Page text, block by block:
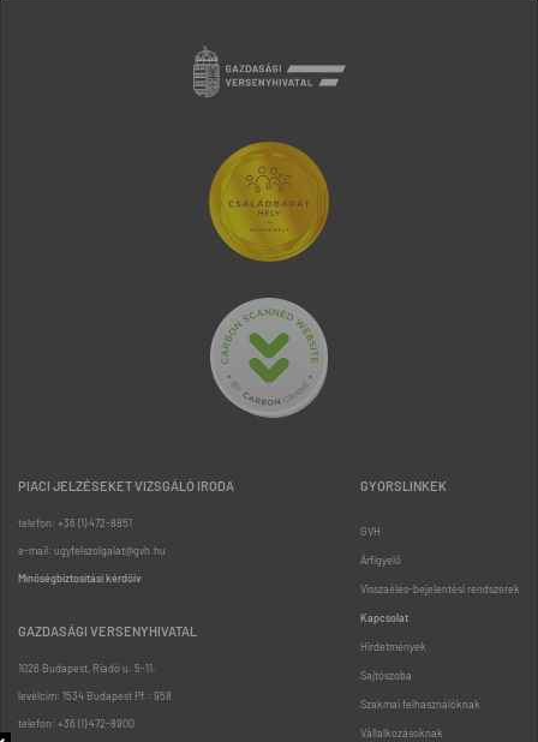
PIACI JELZÉSEKET VIZSGÁLÓ IRODA
telefon: +36 (1) 472-8851
e-mail: ugyfelszolgalat@gvh.hu
Minőségbiztosítási kérdőív
GAZDASÁGI VERSENYHIVATAL
1026 Budapest, Riadó u. 5-11.
levélcím: 1534 Budapest Pf.: 958
telefon: +36 (1) 472-8900
GYORSLINKEK
GVH
Árfigyelő
Visszaélés-bejelentési rendszerek
Kapcsolat
Hirdetmények
Sajtószoba
Szakmai felhasználóknak
Vállalkozásoknak